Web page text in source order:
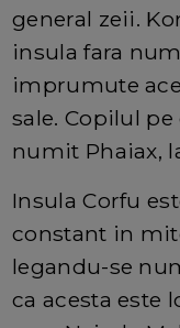
general zeii.
insula fara
imprumute
sale. Copilul
numit Phaiax,
Insula Corfu
constant in
legandu-se
ca acesta este